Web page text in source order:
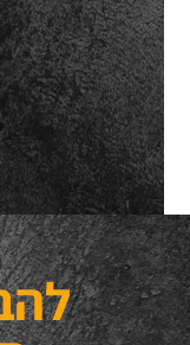
אנו לא שופטים את
הדרך חזרה לעם
“אהבת ישראל", זו
הפועלים 24 שעות ביממה להצלת נפשות.
ב'להבה' לא מסתפקים
אלא מעניקים בית
בתים בישראל,